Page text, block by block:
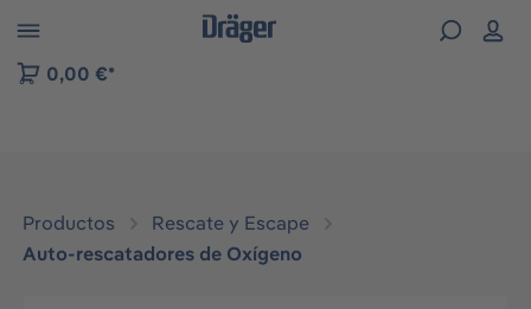
to B2B platform navigation
0,00 €*
Productos
Rescate y Escape
Auto-rescatadores de Oxígeno